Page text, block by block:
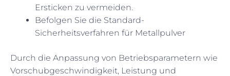
Ersticken zu vermeiden.
Befolgen Sie die Standard-
Sicherheitsverfahren für Metallpulver
Durch die Anpassung von Betriebsparametern wie
Vorschubgeschwindigkeit, Leistung und